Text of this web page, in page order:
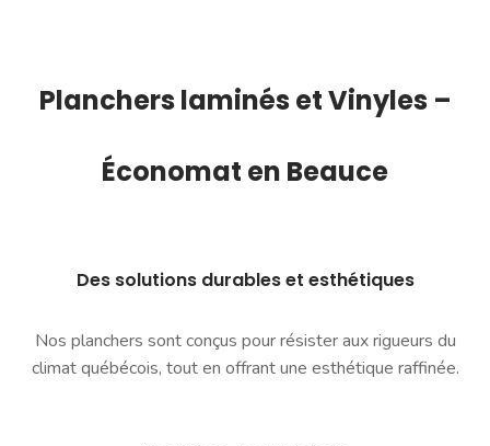
Planchers laminés et Vinyles –
Économat en Beauce
Des solutions durables et esthétiques
Nos planchers sont conçus pour résister aux rigueurs du
climat québécois, tout en offrant une esthétique raffinée.